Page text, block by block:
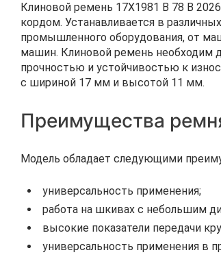
Клиновой ремень 17Х1981 B 78 В
кордом. Устанавливается в
промышленного оборудования, от
машин. Клиновой ремень необходим
прочностью и устойчивостью к
с шириной 17 мм и высотой 11 мм.
Преимущества
Модель обладает следующими
универсальность применения;
работа на шкивах с небольшим
высокие показатели передачи
универсальность применения в